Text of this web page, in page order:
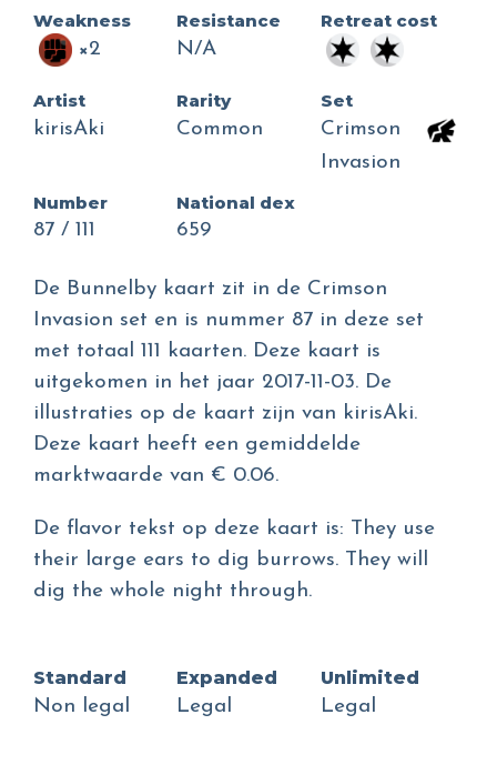
Weakness
×2
Resistance
N/A
Retreat cost
Artist
kirisAki
Rarity
Common
Set
Crimson
Invasion
Number
87 / 111
National dex
659
De Bunnelby kaart zit in de Crimson
Invasion set en is nummer 87 in deze set
met totaal 111 kaarten. Deze kaart is
uitgekomen in het jaar 2017-11-03. De
illustraties op de kaart zijn van kirisAki.
Deze kaart heeft een gemiddelde
marktwaarde van € 0.06.
De flavor tekst op deze kaart is: They use
their large ears to dig burrows. They will
dig the whole night through.
Standard
Non legal
Expanded
Legal
Unlimited
Legal